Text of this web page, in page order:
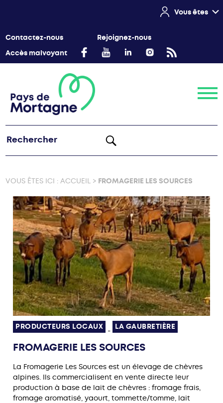
Vous êtes
Contactez-nous
Rejoignez-nous
Accès malvoyant
Menu
VOUS ÊTES ICI :ACCUEIL > FROMAGERIE LES SOURCES
PRODUCTEURS LOCAUX - LA GAUBRETIÈRE
FROMAGERIE LES SOURCES
La Fromagerie Les Sources est un élevage de chèvres
alpines. Ils commercialisent en vente directe leur
production à base de lait de chèvres : fromage frais,
fromage aromatisé, yaourt, tommette/tomme, lait